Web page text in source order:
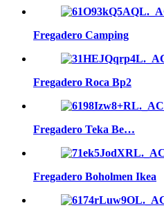
Fregadero Camping
Fregadero Roca Bp2
Fregadero Teka Be…
Fregadero Boholmen Ikea